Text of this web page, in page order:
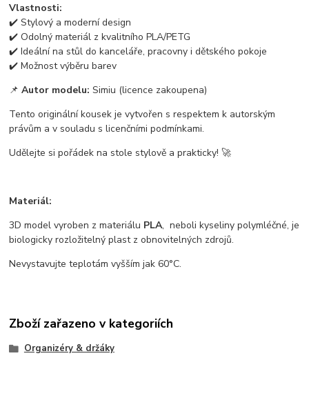
Vlastnosti:
✔️ Stylový a moderní design
✔️ Odolný materiál z kvalitního PLA/PETG
✔️ Ideální na stůl do kanceláře, pracovny i dětského pokoje
✔️ Možnost výběru barev
📌Autor modelu: Simiu (licence zakoupena)
Tento originální kousek je vytvořen s respektem k autorským
právům a v souladu s licenčními podmínkami.
Udělejte si pořádek na stole stylově a prakticky! 🚀
Materiál:
3D model vyroben z materiálu PLA, neboli kyseliny polymléčné, je
biologicky rozložitelný plast z obnovitelných zdrojů.
Nevystavujte teplotám vyšším jak 60°C.
Zboží zařazeno v kategoriích
Organizéry & držáky